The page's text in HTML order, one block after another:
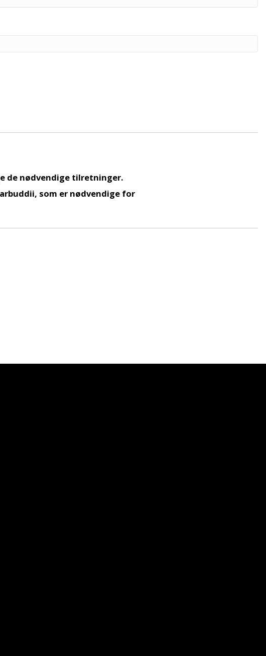
de nødvendige tilretninger.
som er nødvendige for